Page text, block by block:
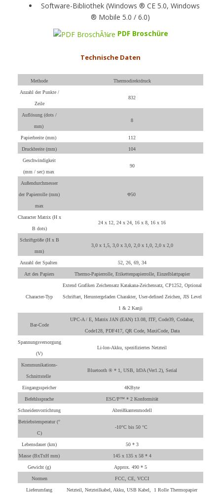
Software-Bibliothek (Windows ® CE 5.0, Windows
® Mobile 5.0 / 6.0)
PDF Broschüre
Technische Daten
Methode Thermodirektdruck
Anzahl der Punkte /
Zeile
832
Auflösung (dots /
mm)
8
Papierbreite (mm) 112
Druckbreite (mm) 104
Geschwindigkeit
(mm / sec) max
90
Außendurchmesser
der Papierrolle (mm)
max
Φ50
Character Matrix (H x
B dots)
24 x 12, 24 x 24, 16 x 8, 16 x 16
Schriftgröße (H x B
mm)
3,0 x 1,5, 3,0 x 3,0, 2,0 x 1,0, 2,0 x 2,0
Anzahl der Spalten 52, 26, 69, 34
Art des Papiers Thermo-Papierrolle, Etikettenpapierrolle, Einzelblattpapier
Character-Typ
Extend Grafiken Zeichensatz Katakana-Zeichensatz, CP1252, Optional
Schriftart, Heruntergeladen Charakter, User-defined Zeichen, JIS Level
1 & 2 Kanji
Bar-Code
UPC-A / E, Matrix JAN (EAN) 13.08, ITF, Code39, Codabar,
Code128, PDF417, QR Code, MaxiCode, Data
Spannungsversorgung
(V)
Li-lon-Akku, spezifiziertes Netzteil
Kommunikations-
Schnittstelle
Bluetooth ® * 1, USB, IrDA (Ver1.2), Serial
Eingangsspeicher 4KByte
Befehlssprache ESC/P™ * 2 Konformität
Schneidenvorrichtung Abreißkantenmodell
Betriebstemperatur (°
C)
-10°C bis 50 °C
Lebensdauer (km) 50 * 3
Masse (BxTxH mm) 145 x 135 x 58 * 4
Gewicht (g) Approx. 490 * 5
Normen FCC, CE, VCCI
Lieferumfang Netzteil, Netzteilkabel, Akku, USB Kabel, 1 Rolle Thermopapier